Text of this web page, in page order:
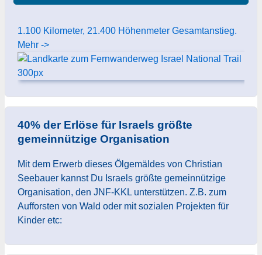
1.100 Kilometer, 21.400 Höhenmeter Gesamtanstieg.
Mehr ->
40% der Erlöse für Israels größte
gemeinnützige Organisation
Mit dem Erwerb dieses Ölgemäldes von Christian
Seebauer kannst Du Israels größte gemeinnützige
Organisation, den JNF-KKL unterstützen. Z.B. zum
Aufforsten von Wald oder mit sozialen Projekten für
Kinder etc: